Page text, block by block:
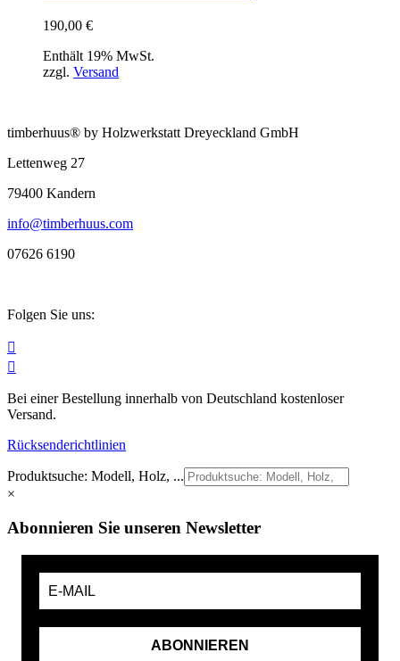
190,00 €
Enthält 19% MwSt.
zzgl. Versand
timberhuus® by Holzwerkstatt Dreyeckland GmbH
Lettenweg 27
79400 Kandern
info@timberhuus.com
07626 6190
Folgen Sie uns:


Bei einer Bestellung innerhalb von Deutschland kostenloser
Versand.
Rücksenderichtlinien
Produktsuche: Modell, Holz, ...
×
Abonnieren Sie unseren Newsletter
ABONNIEREN